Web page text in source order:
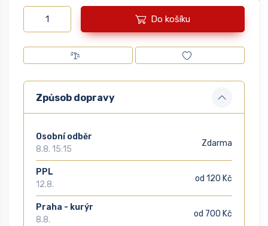
Do košíku
Způsob dopravy
Osobní odběr
8.8. 15:15
Zdarma
PPL
12.8.
od 120 Kč
Praha - kurýr
8.8.
od 700 Kč